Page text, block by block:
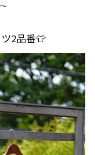
2品番👕